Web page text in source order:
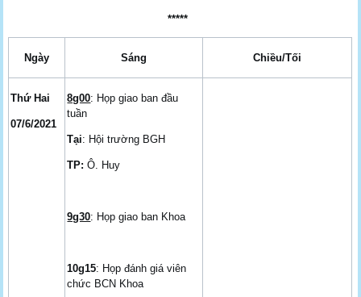
*****
Ngày Sáng Chiều/Tối
Thứ Hai
07/6/2021
8g00: Họp giao ban đầu
tuần
Tại: Hội trường BGH
TP: Ô. Huy
9g30: Họp giao ban Khoa
10g15: Họp đánh giá viên
chức BCN Khoa